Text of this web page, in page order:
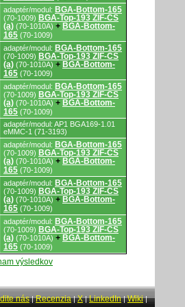
adaptér/modul: BGA-Bottom-165
(70-1009) BGA-Top-193 ZIF-CS
(a) (70-1010A) + BGA-Bottom-
165 (70-1009)
adaptér/modul: BGA-Bottom-165
(70-1009) BGA-Top-193 ZIF-CS
(a) (70-1010A) + BGA-Bottom-
165 (70-1009)
adaptér/modul: BGA-Bottom-165
(70-1009) BGA-Top-193 ZIF-CS
(a) (70-1010A) + BGA-Bottom-
165 (70-1009)
adaptér/modul: AP1 BGA169-1.01
eMMC-1 (71-3193)
adaptér/modul: BGA-Bottom-165
(70-1009) BGA-Top-193 ZIF-CS
(a) (70-1010A) + BGA-Bottom-
165 (70-1009)
adaptér/modul: BGA-Bottom-165
(70-1009) BGA-Top-193 ZIF-CS
(a) (70-1010A) + BGA-Bottom-
165 (70-1009)
adaptér/modul: BGA-Bottom-165
(70-1009) BGA-Top-193 ZIF-CS
(a) (70-1010A) + BGA-Bottom-
165 (70-1009)
výsledkov
nás|Recenzia|X|LinkedIn|Wiki|